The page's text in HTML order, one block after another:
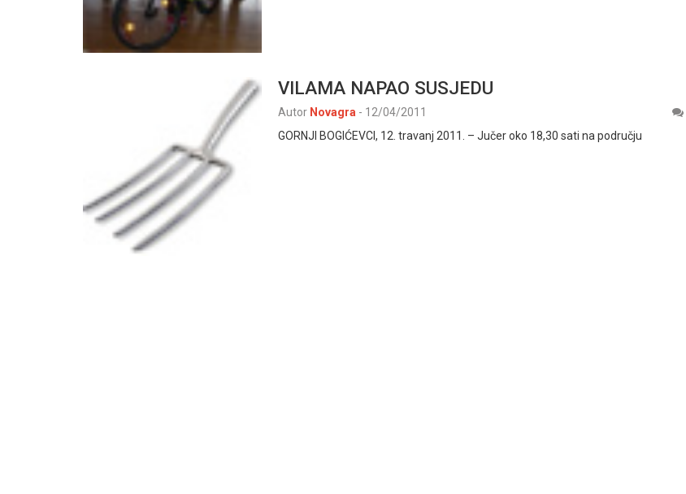
VILAMA NAPAO SUSJEDU
Autor Novagra - 12/04/2011
GORNJI BOGIĆEVCI, 12. travanj 2011. – Jučer oko 18,30 sati na području